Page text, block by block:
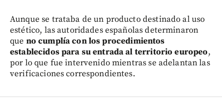
Aunque se trataba de un producto destinado al uso
estético, las autoridades españolas determinaron
que no cumplía con los procedimientos
establecidos para su entrada al territorio europeo,
por lo que fue intervenido mientras se adelantan las
verificaciones correspondientes.